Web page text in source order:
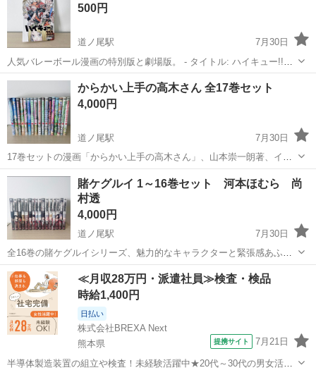
500円
道ノ尾駅
7月30日
人気バレーボール漫画の特別版と劇場版。 - タイトル: ハイキュー!!
33.5 - 出版社: ジャンプコミックス - タイトル: ハイキュー!! 劇場版 3 -
出版社: ジャンプコミックス 番外編 ...
長崎 長崎市 道ノ尾駅 マンガ、コミック、アニメ
からかい上手の高木さん 全17巻セット
4,000円
道ノ尾駅
7月30日
17巻セットの漫画「からかい上手の高木さん」、山本崇一朗著、イラ
スト付きの美しい表紙デザイン。 - タイトル: からかい上手の高木さん
- 巻数: 16巻 - 著者: 山本崇一朗 - 出版社: 講談社 - 表紙...
長崎 長崎市 道ノ尾駅 マンガ、コミック、アニメ
賭ケグルイ 1～16巻セット 河本ほむら 尚
村透
4,000円
道ノ尾駅
7月30日
全16巻の賭ケグルイシリーズ、魅力的なキャラクターと緊張感あふれ
るストーリーが特徴。 - シリーズ名: 賭ケグルイ - 巻数: 全16巻セット
中古品のため多少のスレありますが、通読に問題はありません バ...
長崎 長崎市 道ノ尾駅 マンガ、コミック、アニメ
≪月収28万円・派遣社員≫検査・検品
時給1,400円
日払い
株式会社BREXA Next
熊本県
提携サイト 7月21日
半導体製造装置の組立や検査！未経験活躍中★20代～30代の男女活躍